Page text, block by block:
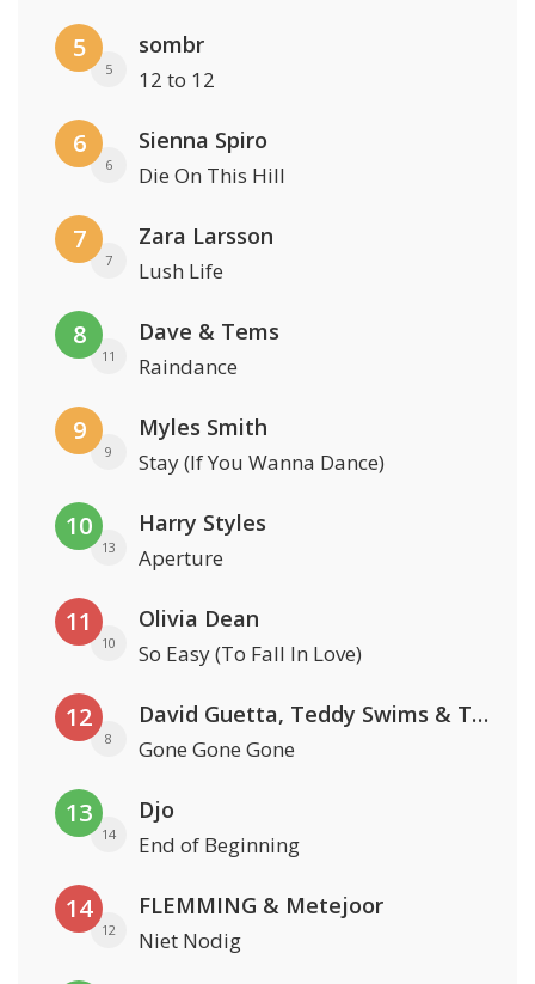
5
5
sombr
12 to 12
6
6
Sienna Spiro
Die On This Hill
7
7
Zara Larsson
Lush Life
8
11
Dave & Tems
Raindance
9
9
Myles Smith
Stay (If You Wanna Dance)
10
13
Harry Styles
Aperture
11
10
Olivia Dean
So Easy (To Fall In Love)
12
8
David Guetta, Teddy Swims & Tones And I
Gone Gone Gone
13
14
Djo
End of Beginning
14
12
FLEMMING & Metejoor
Niet Nodig